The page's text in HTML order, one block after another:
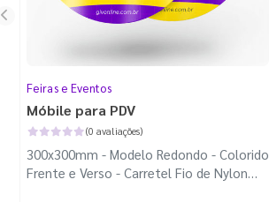
Feiras e Eventos
Móbile para PDV
(0 avaliações)
300x300mm - Modelo Redondo - Colorido
Frente e Verso - Carretel Fio de Nylon